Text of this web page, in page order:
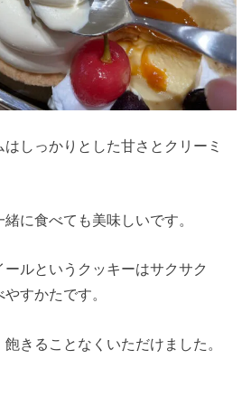
しっかりとした甘さとクリーミ
に食べても美味しいです。
ールというクッキーはサクサク
すかたです。
きることなくいただけました。